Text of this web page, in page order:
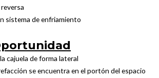
sistema de enfriamiento
cajuela de forma lateral
se encuentra en el portón del espacio